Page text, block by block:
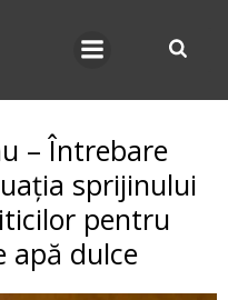
– Întrebare
sprijinului
pentru
apă dulce